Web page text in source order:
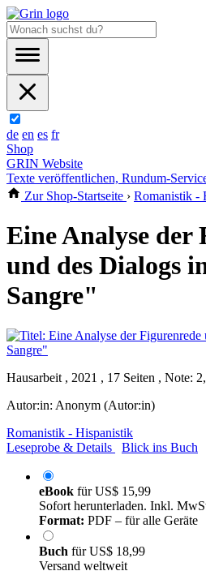
de en es fr
Shop
GRIN Website
Texte veröffentlichen, Rundum-
Zur Shop-Startseite › Romanistik -
Eine Analyse der
und des Dialogs
Sangre"
Hausarbeit , 2021 , 17 Seiten , Note:
Autor:in: Anonym (Autor:in)
Romanistik - Hispanistik
Leseprobe & Details
Blick ins Buch
eBook fürUS$ 15,99
Sofort herunterladen. Inkl.
Format: PDF – für alle Geräte
Buch fürUS$ 18,99
Versand weltweit